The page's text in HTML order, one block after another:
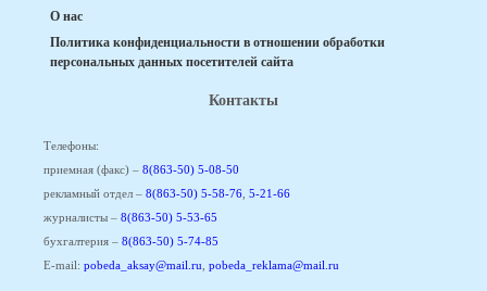
О нас
Политика конфиденциальности в отношении обработки
персональных данных посетителей сайта
Контакты
Телефоны:
приемная (факс) – 8(863-50) 5-08-50
рекламный отдел – 8(863-50) 5-58-76, 5-21-66
журналисты – 8(863-50) 5-53-65
бухгалтерия – 8(863-50) 5-74-85
E-mail: pobeda_aksay@mail.ru, pobeda_reklama@mail.ru